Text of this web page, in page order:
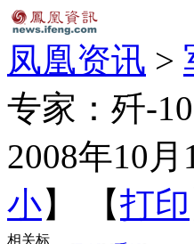
凤凰资讯 >
专家：歼-
2008年10月
小】 【打印
相关标